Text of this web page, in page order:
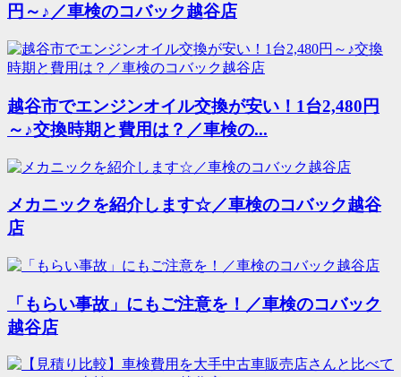
円～♪／車検のコバック越谷店
越谷市でエンジンオイル交換が安い！1台2,480円
～♪交換時期と費用は？／車検の...
メカニックを紹介します☆／車検のコバック越谷
店
「もらい事故」にもご注意を！／車検のコバック
越谷店